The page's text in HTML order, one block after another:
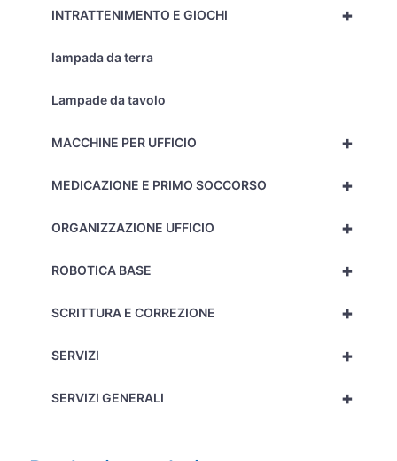
+
INTRATTENIMENTO E GIOCHI
lampada da terra
Lampade da tavolo
+
MACCHINE PER UFFICIO
+
MEDICAZIONE E PRIMO SOCCORSO
+
ORGANIZZAZIONE UFFICIO
+
ROBOTICA BASE
+
SCRITTURA E CORREZIONE
+
SERVIZI
+
SERVIZI GENERALI